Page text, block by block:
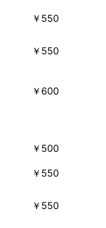
￥550
￥550
￥600
￥500
￥550
￥550